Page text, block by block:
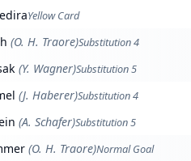
Yellow Card
(O. H. Traore)Substitution 4
(Y. Wagner)Substitution 5
(J. Haberer)Substitution 4
(A. Schafer)Substitution 5
(O. H. Traore)Normal Goal